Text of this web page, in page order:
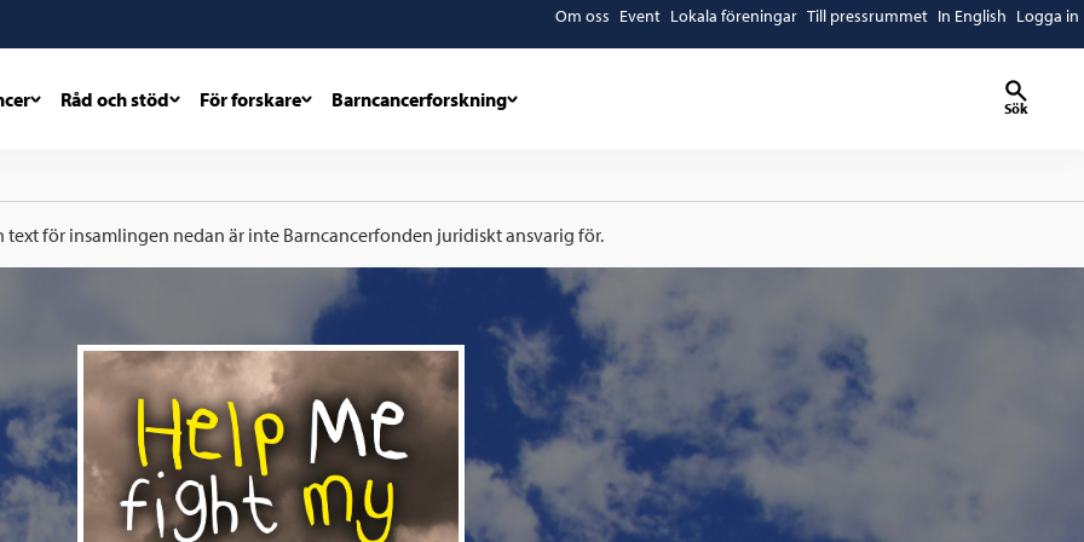
Om oss Event Lokala föreningar Till pressrummet In English Logga in
Råd och stöd För forskare Barncancerforskning Sök
text för insamlingen nedan är inte Barncancerfonden juridiskt ansvarig för.